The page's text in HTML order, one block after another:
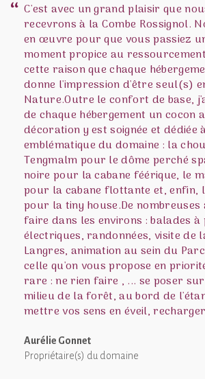
C'est avec un grand plaisir que
recevrons à la Combe Rossignol.
en œuvre pour que vous passiez
moment propice au
cette raison que chaque
donne l'impression d'être seul(s)
Nature.Outre le confort de base,
de chaque hébergement un cocon
décoration y est soignée et dédiée
emblématique du domaine : la
Tengmalm pour le dôme perché
noire pour la cabane féérique, le
pour la cabane flottante et, enfin,
pour la tiny house.De
faire dans les environs : balades à
électriques, randonnées, visite de
Langres, animation au sein du
celle qu'on vous propose en
rare : ne rien faire , ... se poser
milieu de la forêt, au bord de
mettre vos sens en éveil,
Aurélie Gonnet
Propriétaire(s) du domaine